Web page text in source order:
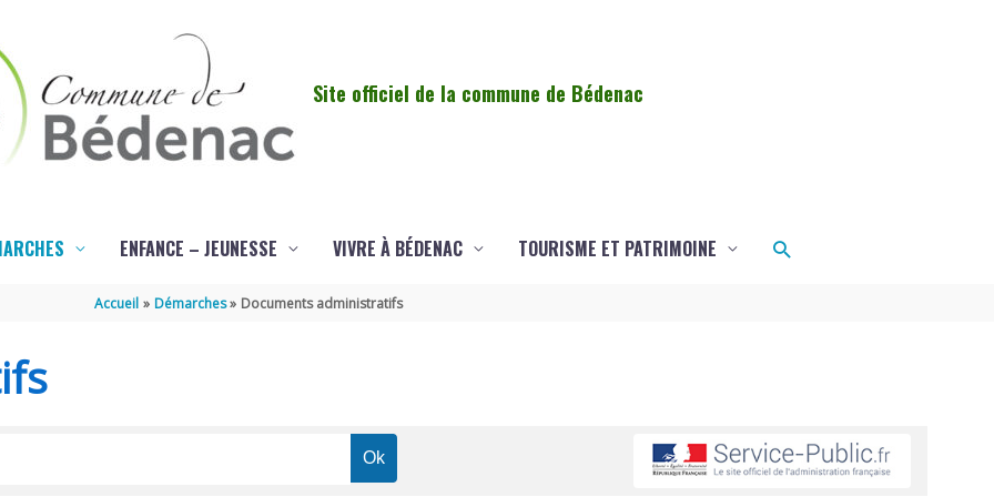
Site officiel de la commune de Bédenac
ENFANCE – JEUNESSE VIVRE À BÉDENAC TOURISME ET PATRIMOINE Rechercher
Accueil Démarches Documents administratifs